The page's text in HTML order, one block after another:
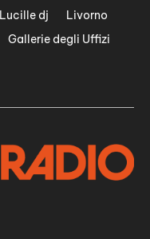
Lucille dj
Livorno
Gallerie degli Uffizi